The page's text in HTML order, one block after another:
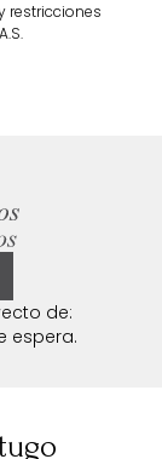
restricciones
de:
espera.